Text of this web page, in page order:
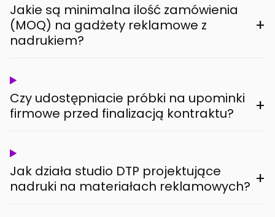
Jakie są minimalna ilość zamówienia
(MOQ) na gadżety reklamowe z
nadrukiem?
+
Czy udostępniacie próbki na upominki
firmowe przed finalizacją kontraktu?
+
Jak działa studio DTP projektujące
nadruki na materiałach reklamowych? +